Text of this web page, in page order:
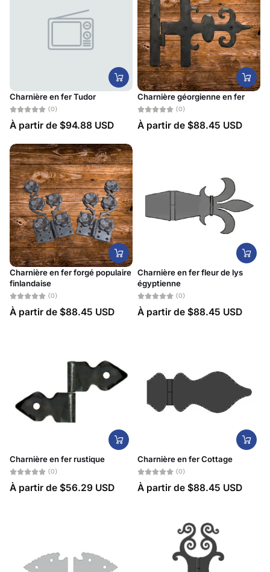
Charnière en fer Tudor
(0)
À partir de $94.88 USD
Charnière géorgienne en fer
(0)
À partir de $88.45 USD
Charnière en fer forgé populaire
finlandaise
(0)
À partir de $88.45 USD
Charnière en fer fleur de lys
égyptienne
(0)
À partir de $88.45 USD
Charnière en fer rustique
(0)
À partir de $56.29 USD
Charnière en fer Cottage
(0)
À partir de $88.45 USD